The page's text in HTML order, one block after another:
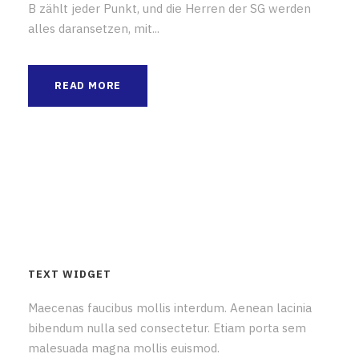
B zählt jeder Punkt, und die Herren der SG werden
alles daransetzen, mit...
READ MORE
TEXT WIDGET
Maecenas faucibus mollis interdum. Aenean lacinia
bibendum nulla sed consectetur. Etiam porta sem
malesuada magna mollis euismod.